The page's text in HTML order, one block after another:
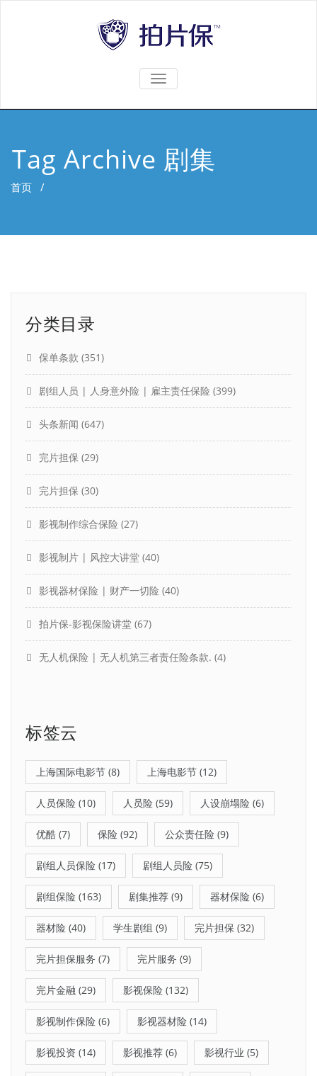
TOGGLE
Tag Archive 剧集
首页 /
分类目录
保单条款 (351)
剧组人员 | 人身意外险 | 雇主责任保险 (399)
头条新闻 (647)
完片担保 (29)
完片担保 (30)
影视制作综合保险 (27)
影视制片 | 风控大讲堂 (40)
影视器材保险 | 财产一切险 (40)
拍片保-影视保险讲堂 (67)
无人机保险 | 无人机第三者责任险条款. (4)
标签云
上海国际电影节 (8) 上海电影节 (12)
人员保险 (10) 人员险 (59) 人设崩塌险 (6)
优酷 (7) 保险 (92) 公众责任险 (9)
剧组人员保险 (17) 剧组人员险 (75)
剧组保险 (163) 剧集推荐 (9) 器材保险 (6)
器材险 (40) 学生剧组 (9) 完片担保 (32)
完片担保服务 (7) 完片服务 (9)
完片金融 (29) 影视保险 (132)
影视制作保险 (6) 影视器材险 (14)
影视投资 (14) 影视推荐 (6) 影视行业 (5)